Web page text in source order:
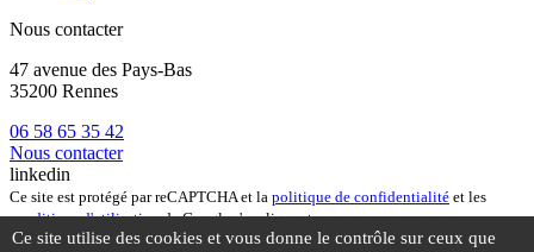
Ce site utilise des cookies et vous donne le contrôle sur ceux que
Nous contacter
47 avenue des Pays-Bas
35200 Rennes
06 58 65 35 42
Nous contacter
linkedin
Ce site est protégé par reCAPTCHA et la politique de confidentialité et les
conditions d'utilisationde Google s'appliquent.